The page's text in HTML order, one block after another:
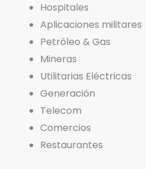
Hospitales
Aplicaciones militares
Petróleo & Gas
Mineras
Utilitarias Eléctricas
Generación
Telecom
Comercios
Restaurantes